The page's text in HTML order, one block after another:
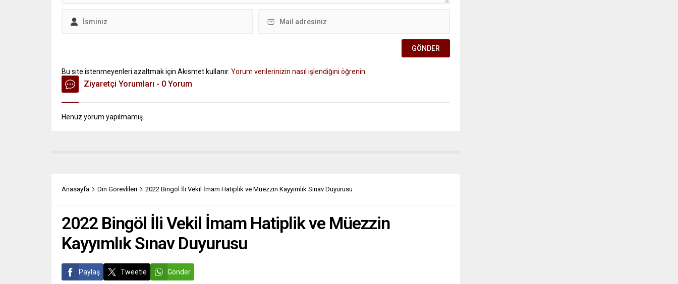
Bu site istenmeyenleri azaltmak için Akismet kullanır. Yorum verilerinizin nasıl işlendiğini öğrenin.
Ziyaretçi Yorumları - 0 Yorum
Henüz yorum yapılmamış.
Anasayfa Din Görevlileri 2022 Bingöl İli Vekil İmam Hatiplik ve Müezzin Kayyımlık Sınav Duyurusu
2022 Bingöl İli Vekil İmam Hatiplik ve Müezzin
Kayyımlık Sınav Duyurusu
Paylaş Tweetle Gönder